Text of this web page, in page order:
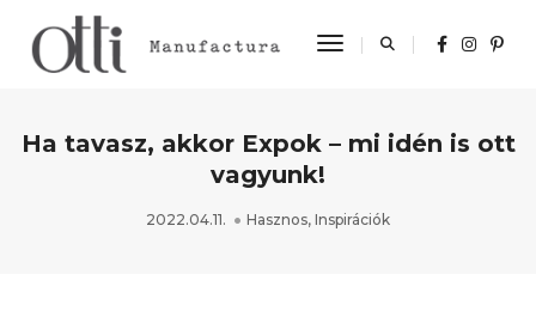
Toggle Navigation
Ha tavasz, akkor Expok – mi idén is ott
vagyunk!
2022.04.11. Hasznos, Inspirációk